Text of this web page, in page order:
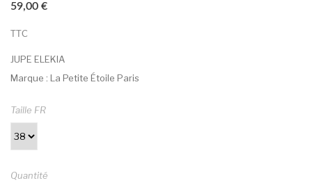
59,00 €
TTC
JUPE ELEKIA
Marque : La Petite Étoile Paris
Taille FR
Quantité